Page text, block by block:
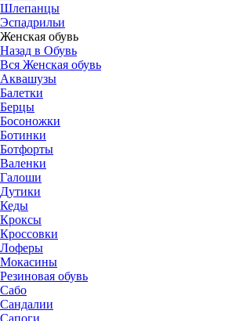
Шлепанцы
Эспадрильи
Женская обувь
Назад в Обувь
Вся Женская обувь
Аквашузы
Балетки
Берцы
Босоножки
Ботинки
Ботфорты
Валенки
Галоши
Дутики
Кеды
Кроксы
Кроссовки
Лоферы
Мокасины
Резиновая обувь
Сабо
Сандалии
Сапоги